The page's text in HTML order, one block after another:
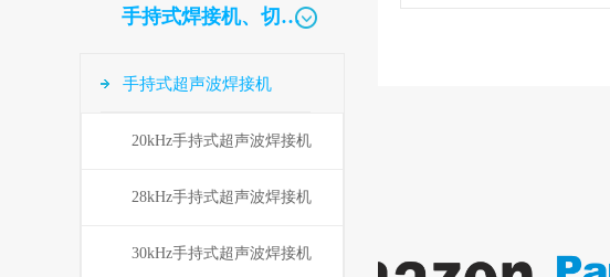
手持式焊接机、切割机
手持式超声波焊接机
20kHz手持式超声波焊接机
28kHz手持式超声波焊接机
30kHz手持式超声波焊接机